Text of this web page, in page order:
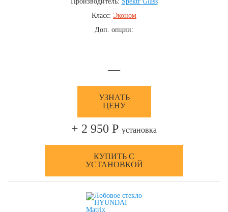
Класс: Эконом
Доп. опции:
—
УЗНАТЬ
ЦЕНУ
+ 2 950 Р установка
КУПИТЬ С
УСТАНОВКОЙ